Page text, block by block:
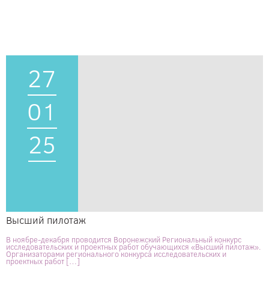
27
01
25
Высший пилотаж
В ноябре-декабря проводится Воронежский Региональный конкурс
исследовательских и проектных работ обучающихся «Высший пилотаж».
Организаторами регионального конкурса исследовательских и
проектных работ […]